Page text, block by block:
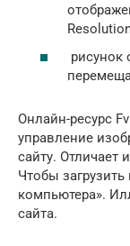
рисунок
Онлайн-ресурс
управление
сайту. Отличает
Чтобы
компьютера».
сайта.